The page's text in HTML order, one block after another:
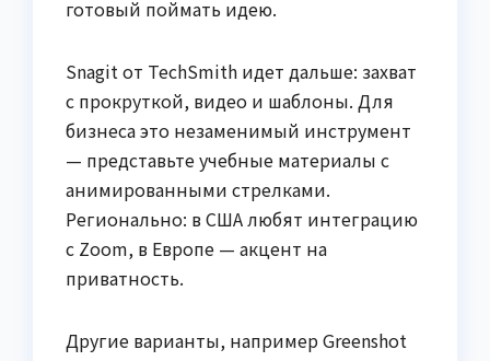
готовый поймать идею.
Snagit от TechSmith идет дальше: захват
с прокруткой, видео и шаблоны. Для
бизнеса это незаменимый инструмент
— представьте учебные материалы с
анимированными стрелками.
Регионально: в США любят интеграцию
с Zoom, в Европе — акцент на
приватность.
Другие варианты, например Greenshot